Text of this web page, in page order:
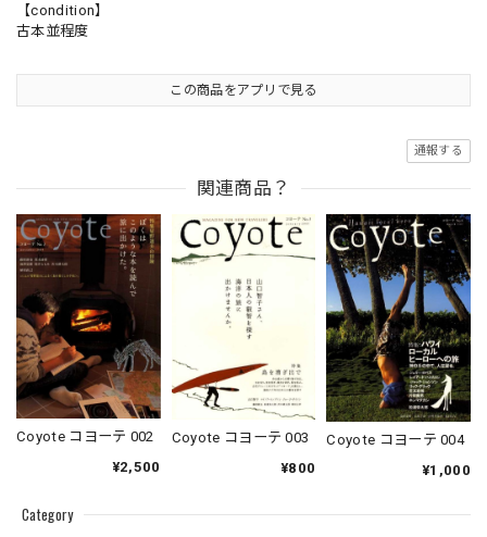
Category
【condition】
古本並程度
この商品をアプリで見る
通報する
関連商品？
Coyote コヨーテ 002
¥2,500
Coyote コヨーテ 003
¥800
Coyote コヨーテ 004
¥1,000